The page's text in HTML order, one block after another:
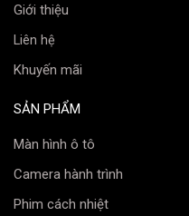
Giới thiệu
Liên hệ
Khuyến mãi
SẢN PHẨM
Màn hình ô tô
Camera hành trình
Phim cách nhiệt